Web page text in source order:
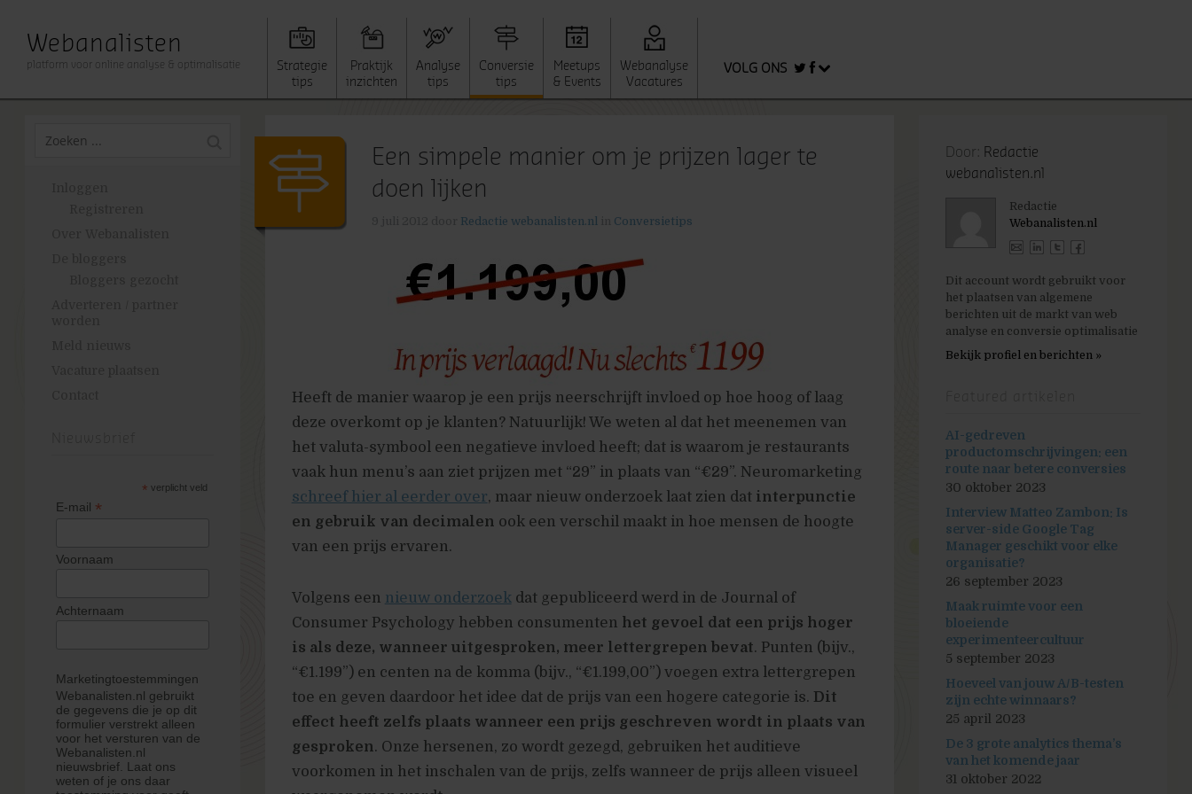
Webanalisten
platform voor online analyse & optimalisatie
Strategie
tips
Praktijk
inzichten
Analyse
tips
Conversie
tips
Meetups
& Events
Webanalyse
Vacatures
VOLG ONS
* verplicht veld
E-mail *
Voornaam
Achternaam
Marketingtoestemmingen
Webanalisten.nl gebruikt
de gegevens die je op dit
formulier verstrekt alleen
voor het versturen van de
Webanalisten.nl
nieuwsbrief. Laat ons
weten of je ons daar
Een simpele manier om je prijzen lager te
doen lijken
Redactie webanalisten.nl Conversietips
Heeft de manier waarop je een prijs neerschrijft invloed op hoe hoog of laag
deze overkomt op je klanten? Natuurlijk! We weten al dat het meenemen van
het valuta-symbool een negatieve invloed heeft; dat is waarom je restaurants
vaak hun menu’s aan ziet prijzen met “29” in plaats van “€29”. Neuromarketing
schreef hier al eerder over, maar nieuw onderzoek laat zien dat interpunctie
en gebruik van decimalen ook een verschil maakt in hoe mensen de hoogte
van een prijs ervaren.
Volgens een nieuw onderzoekdat gepubliceerd werd in de Journal of
Consumer Psychology hebben consumenten het gevoel dat een prijs hoger
is als deze, wanneer uitgesproken, meer lettergrepen bevat. Punten (bijv.,
“€1.199”) en centen na de komma (bijv., “€1.199,00”) voegen extra lettergrepen
toe en geven daardoor het idee dat de prijs van een hogere categorie is. Dit
effect heeft zelfs plaats wanneer een prijs geschreven wordt in plaats van
gesproken. Onze hersenen, zo wordt gezegd, gebruiken het auditieve
voorkomen in het inschalen van de prijs, zelfs wanneer de prijs alleen visueel
Door: Redactie
webanalisten.nl
Redactie
Webanalisten.nl
Dit account wordt gebruikt voor
het plaatsen van algemene
berichten uit de markt van web
analyse en conversie optimalisatie
Bekijk profiel en berichten »
AI-gedreven
productomschrijvingen: een
route naar betere conversies
30 oktober 2023
Interview Matteo Zambon: Is
server-side Google Tag
Manager geschikt voor elke
organisatie?
26 september 2023
Maak ruimte voor een
bloeiende
experimenteercultuur
5 september 2023
Hoeveel van jouw A/B-testen
zijn echte winnaars?
25 april 2023
De 3 grote analytics thema’s
van het komende jaar
31 oktober 2022